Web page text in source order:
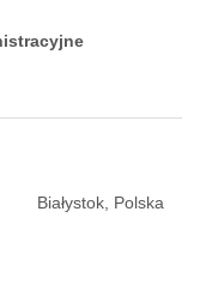
Białystok, Polska